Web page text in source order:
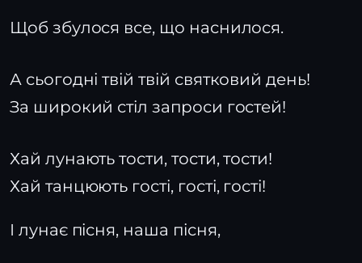
Щоб збулося все, що наснилося.
А сьогодні твій твій святковий день!
За широкий стіл запроси гостей!
Хай лунають тости, тости, тости!
Хай танцюють гості, гості, гості!
І лунає пісня, наша пісня,